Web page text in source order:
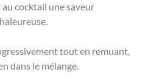
cocktail une saveur
tout en remuant,
dans le mélange.